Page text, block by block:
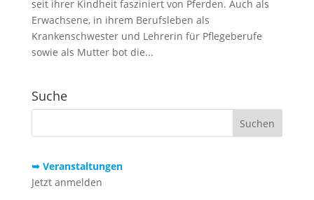
seit ihrer Kindheit fasziniert von Pferden. Auch als
Erwachsene, in ihrem Berufsleben als
Krankenschwester und Lehrerin für Pflegeberufe
sowie als Mutter bot die...
Suche
➥ Veranstaltungen
Jetzt anmelden